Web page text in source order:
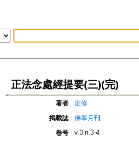
正法念處經提要(三)(完)
著者
定修
掲載誌
佛學月刊
巻号
v.3 n.3-4